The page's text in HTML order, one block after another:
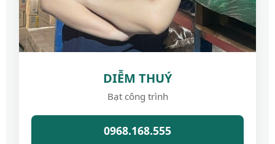
DIỄM THUÝ
Bạt công trình
0968.168.555